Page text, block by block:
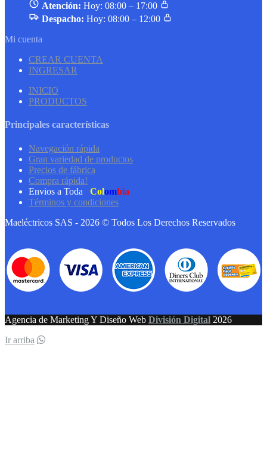
Atención: Hoy: 08:00 – 17:00
Despacho: Hoy: 08:00 – 12:00
Mi cuenta
CREAR CUENTA
INGRESAR
INICIO
PRODUCTOS
Principales características
Navegación rápida
Gran variedad de productos
Precios de fábrica
Compra rápida!
Envios a Toda
Colombia
Términos y condiciones
Maeléctricos SAS - 2026 © Todos Los Derechos Reservados
Agencia de Marketing Y Diseño Web División Digital 2026
Ir arriba